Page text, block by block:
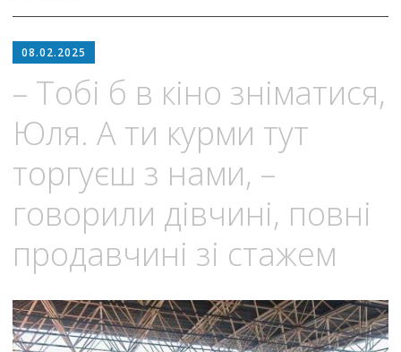
to
08.02.2025
– Тобі б в кіно зніматися,
Юля. А ти курми тут
торгуєш з нами, –
говорили дівчині, повні
продавчині зі стажем